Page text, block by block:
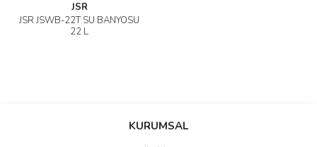
JSR
JSR JSWB-22T SU BANYOSU
22 L
KURUMSAL